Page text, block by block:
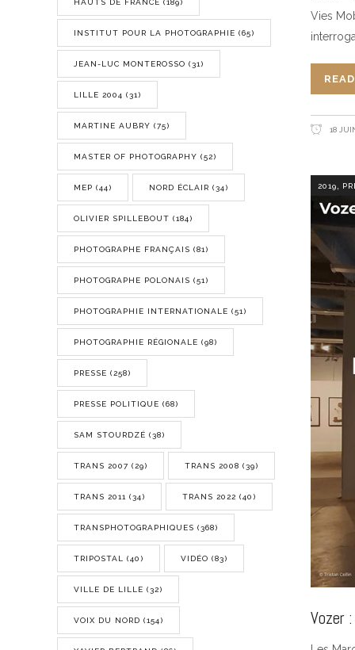
HAUTS DE FRANCE (189)
INSTITUT POUR LA PHOTOGRAPHIE (65)
JEAN-LUC MONTEROSSO (31)
LILLE 2004 (31)
MARTINE AUBRY (75)
MASTER OF PHOTOGRAPHY (52)
MEP (44) NORD ÉCLAIR (34)
OLIVIER SPILLEBOUT (184)
PHOTOGRAPHE FRANÇAIS (81)
PHOTOGRAPHE POLONAIS (51)
PHOTOGRAPHIE INTERNATIONALE (51)
PHOTOGRAPHIE RÉGIONALE (98)
PRESSE (258)
PRESSE POLITIQUE (68)
SAM STOURDZÉ (38)
TRANS 2007 (29) TRANS 2008 (39)
TRANS 2011 (34) TRANS 2022 (40)
TRANSPHOTOGRAPHIQUES (368)
TRIPOSTAL (40) VIDÉO (83)
VILLE DE LILLE (32)
VOIX DU NORD (154)
Vies
18
2019,
Vozer